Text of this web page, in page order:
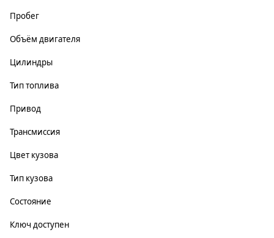
Пробег
Объём двигателя
Цилиндры
Тип топлива
Привод
Трансмиссия
Цвет кузова
Тип кузова
Состояние
Ключ доступен